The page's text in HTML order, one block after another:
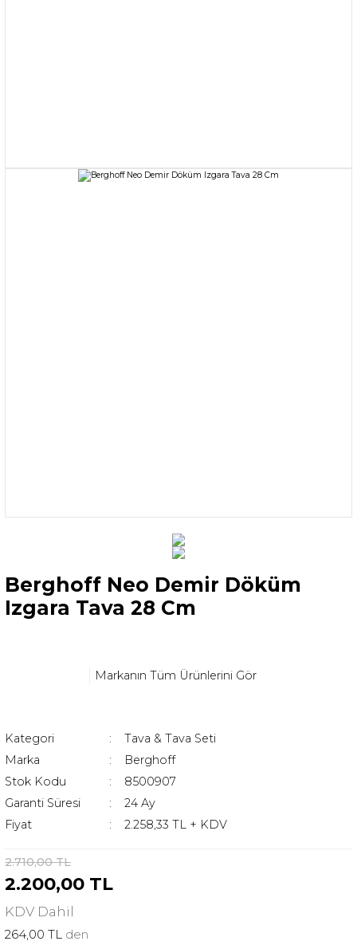
Berghoff Neo Demir Döküm
Izgara Tava 28 Cm
Markanın Tüm Ürünlerini Gör
Kategori
Tava & Tava Seti
Marka
Berghoff
Stok Kodu
8500907
Garanti Süresi
24 Ay
Fiyat
2.258,33 TL + KDV
2.710,00 TL
2.200,00 TL
KDV Dahil
264,00 TL den